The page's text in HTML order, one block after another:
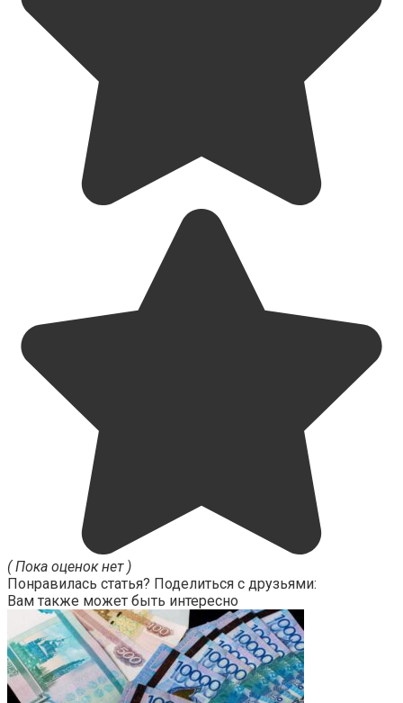
( Пока оценок нет )
Понравилась статья? Поделиться с друзьями:
Вам также может быть интересно